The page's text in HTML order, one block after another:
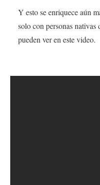
Y esto se enriquece aún
solo con personas nativas
pueden ver en este video.